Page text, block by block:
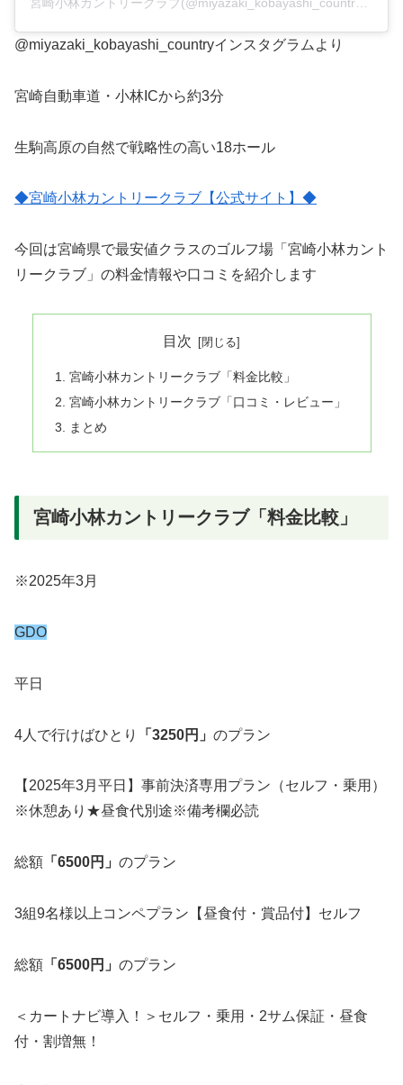
@miyazaki_kobayashi_countryインスタグラムより
宮崎自動車道・小林ICから約3分
生駒高原の自然で戦略性の高い18ホール
◆宮崎小林カントリークラブ【公式サイト】◆
今回は宮崎県で最安値クラスのゴルフ場「宮崎小林カント
リークラブ」の料金情報や口コミを紹介します
目次
宮崎小林カントリークラブ「料金比較」
宮崎小林カントリークラブ「口コミ・レビュー」
まとめ
宮崎小林カントリークラブ「料金比較」
※2025年3月
GDO
平日
4人で行けばひとり 「3250円」 のプラン
【2025年3月平日】事前決済専用プラン（セルフ・乗用）
※休憩あり★昼食代別途※備考欄必読
総額 「6500円」 のプラン
3組9名様以上コンペプラン【昼食付・賞品付】セルフ
総額 「6500円」 のプラン
＜カートナビ導入！＞セルフ・乗用・2サム保証・昼食
付・割増無！